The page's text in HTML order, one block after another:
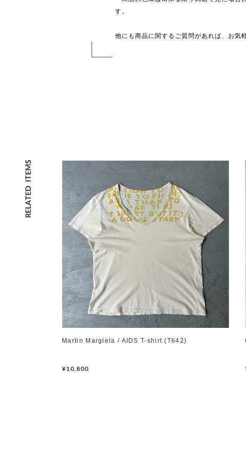
す。
他にも商品に関するご質問があれば、お気
Martin Margiela / AIDS T-shirt (T642)
¥10,800